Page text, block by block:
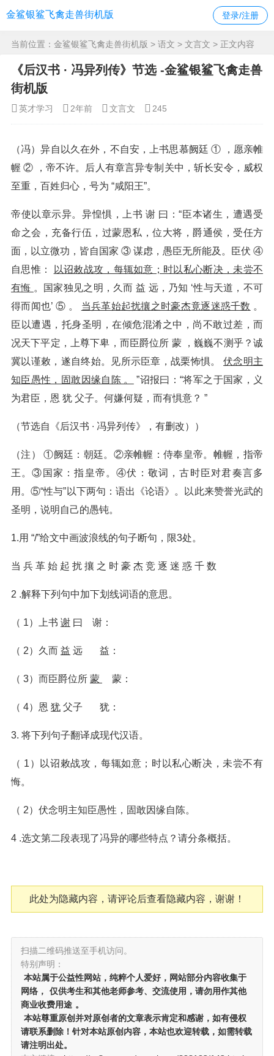
金鲨银鲨飞禽走兽街机版 登录/注册
当前位置： 金鲨银鲨飞禽走兽街机版 > 语文 > 文言文 > 正文内容
《后汉书 ∙ 冯异列传》节选 -金鲨银鲨飞禽走兽
街机版
英才学习 2年前 文言文 245
（冯）异自以久在外，不自安，上书思慕阙廷 ① ，愿亲帷
幄 ② ，帝不许。后人有章言异专制关中，斩长安令，威权
至重，百姓归心，号为 “咸阳王”。
帝使以章示异。异惶惧，上书 谢 曰：“臣本诸生，遭遇受
命之会，充备行伍，过蒙恩私，位大将，爵通侯，受任方
面，以立微功，皆自国家 ③ 谋虑，愚臣无所能及。臣伏 ④
自思惟：
以诏敕战攻，每辄如意；时以私心断决，未尝不
有悔 。国家独见之明，久而 益 远，乃知 ‘性与天道，不可
得而闻也’ ⑤ 。 当兵革始起扰攘之时豪杰竟逐迷惑千数 。
臣以遭遇，托身圣明，在倾危混淆之中，尚不敢过差，而
况天下平定，上尊下卑，而臣爵位所 蒙 ，巍巍不测乎？诚
冀以谨敕，遂自终始。见所示臣章，战栗怖惧。伏念明主
知臣愚性，固敢因缘自陈 。
”诏报曰：“将军之于国家，义
为君臣，恩 犹 父子。何嫌何疑，而有惧意？ ”
（节选自《后汉书 ∙ 冯异列传》，有删改））
（注） ①阙廷：朝廷。②亲帷幄：侍奉皇帝。帷幄，指帝
王。③国家：指皇帝。④伏：敬词，古时臣对君奏言多
用。⑤“性与”以下两句：语出《论语》。以此来赞誉光武的
圣明，说明自己的愚钝。
1.用 “/”给文中画波浪线的句子断句，限3处。
当 兵 革 始 起 扰 攘 之 时 豪 杰 竞 逐 迷 惑 千 数
2 .解释下列句中加下划线词语的意思。
（ 1）上书 谢 曰 谢：
（ 2）久而 益 远 益：
（ 3）而臣爵位所 蒙 蒙：
（ 4）恩 犹 父子 犹：
3. 将下列句子翻译成现代汉语。
（ 1）以诏敕战攻，每辄如意；时以私心断决，未尝不有
悔。
（ 2）伏念明主知臣愚性，固敢因缘自陈。
4 .选文第二段表现了冯异的哪些特点？请分条概括。
此处为隐藏内容，请评论后查看隐藏内容，谢谢！
扫描二维码推送至手机访问。
特别声明：
本站属于公益性网站，纯粹个人爱好，网站部分内容收集于
网络，
仅供考生和其他老师参考、交流使用，请勿用作其他
商业收费用途 。
本站尊重原创并对原创者的文章表示肯定和感谢，如有侵权
请联系删除！针对本站原创内容，本站也欢迎转载，如需转载
请注明出处。